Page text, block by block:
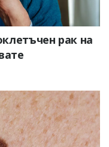
рак на